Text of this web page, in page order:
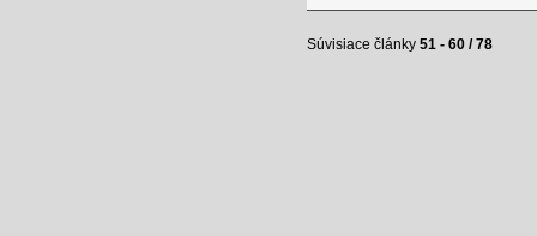
Súvisiace články 51 - 60 / 78